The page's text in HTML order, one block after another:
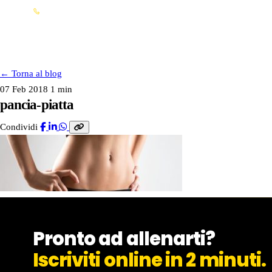
Info franchising: 0362 15 41 707
FRANCHISING
SERVIZI
I NOSTRI CLUB
← Torna al blog
07 Feb 2018 1 min
pancia-piatta
Condividi
Pronto ad allenarti?
Iscriviti online in 2 minuti.